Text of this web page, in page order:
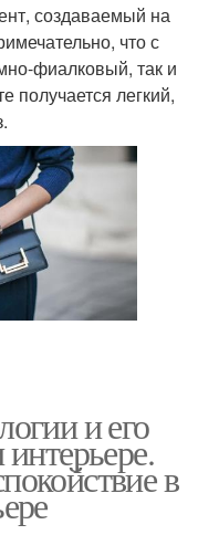
создаваемый на
что с
фиалковый, так и
получается легкий,
и его
в